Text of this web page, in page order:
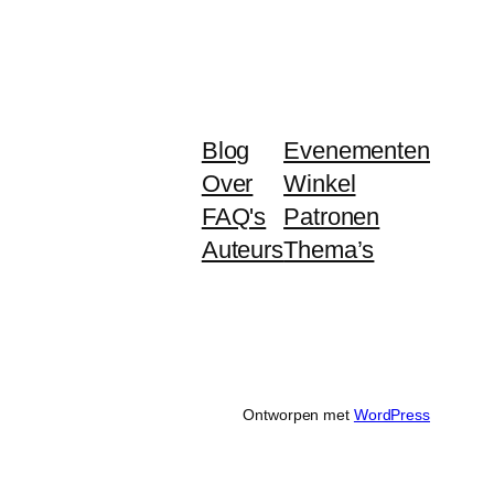
Blog
Over
FAQ's
Auteurs
Evenementen
Winkel
Patronen
Thema’s
Ontworpen met WordPress